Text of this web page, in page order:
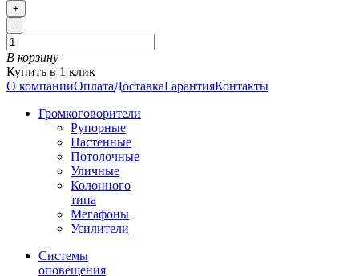
+
-
В корзину
Купить в 1 клик
О компанииОплатаДоставкаГарантияКонтакты
Громкоговорители
Рупорные
Настенные
Потолочные
Уличные
Колонного
типа
Мегафоны
Усилители
Системы
оповещения